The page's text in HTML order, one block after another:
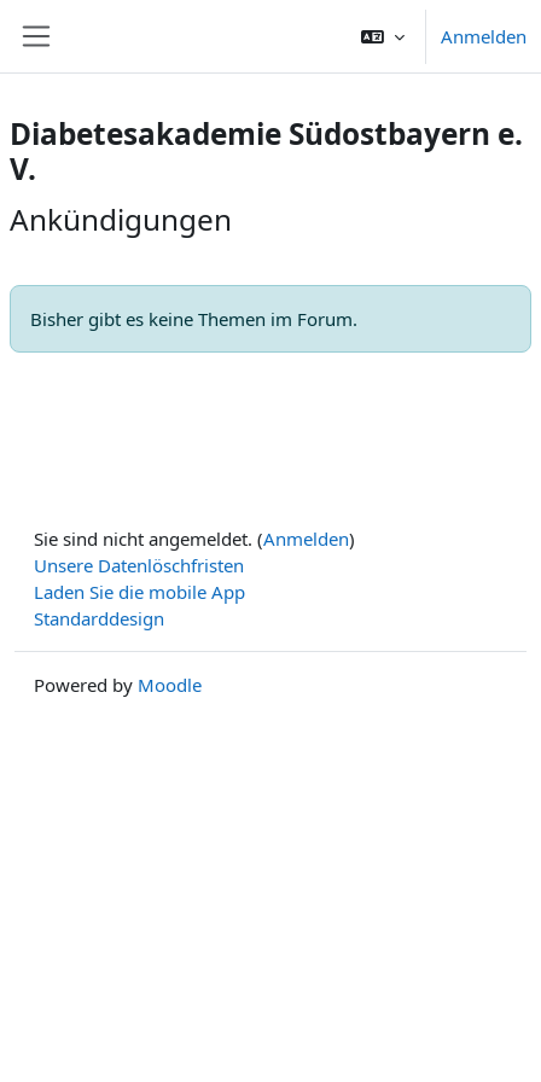
Anmelden
Diabetesakademie Südostbayern e.
V.
Ankündigungen
Bisher gibt es keine Themen im Forum.
Sie sind nicht angemeldet. (Anmelden)
Unsere Datenlöschfristen
Laden Sie die mobile App
Standarddesign
Powered by Moodle